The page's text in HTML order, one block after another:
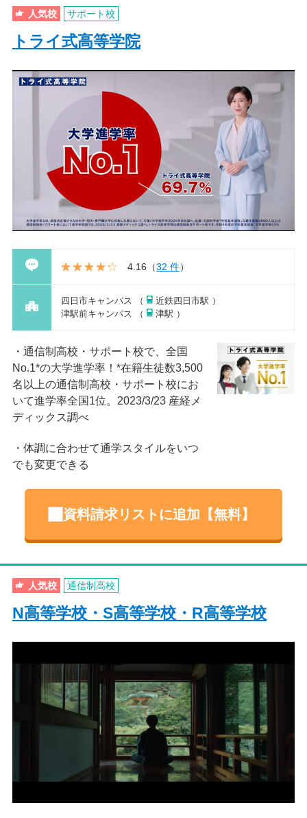
人気校 サポート校
トライ式高等学院
4.16 （32 件）
四日市キャンパス （
近鉄四日市駅 ）
津駅前キャンパス （
津駅 ）
通信制高校・サポート校で、全国
No.1*の大学進学率！*在籍⽣徒数3,500
名以上の通信制⾼校・サポート校にお
いて進学率全国1位。2023/3/23 産経メ
ディックス調べ
体調に合わせて通学スタイルをいつ
でも変更できる
資料請求リストに追加【無料】
人気校 通信制高校
N高等学校・S高等学校・R高等学校